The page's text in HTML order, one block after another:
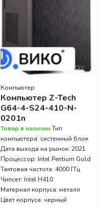
Компьютер
Компьютер Z-Tech
G64-4-S24-410-N-
0201n
Товар в наличииТип
компьютера: системный блок
Дата выхода на рынок: 2021
Процессор: Intel Pentium Gold
Тактовая частота: 4000 ГГц
Чипсет: Intel H410
Материал корпуса: металл
Цвет корпуса: черный